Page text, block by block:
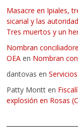
Masacre en Ipiales,
sicarial y las
Tres muertos y un
Nombran
OEA en Nombran
dantovas enServicios
Patty Montt en
explosión en Rosas